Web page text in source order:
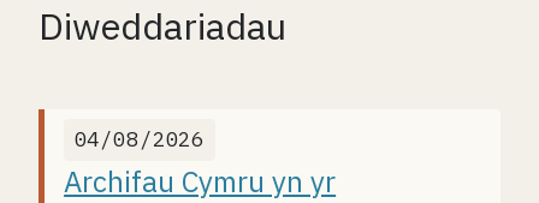
Diweddariadau
04/08/2026
Archifau Cymru yn yr